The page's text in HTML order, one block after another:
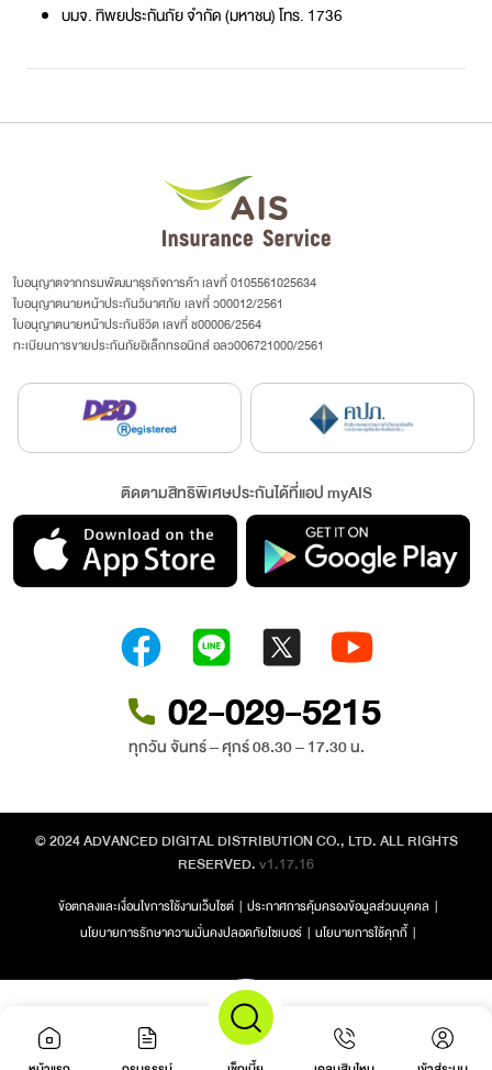
บมจ. ทิพยประกันภัย จำกัด (มหาชน) โทร. 1736
ใบอนุญาตจากกรมพัฒนาธุรกิจการค้า เลขที่ 0105561025634
ใบอนุญาตนายหน้าประกันวินาศภัย เลขที่ ว00012/2561
ใบอนุญาตนายหน้าประกันชีวิต เลขที่ ช00006/2564
ทะเบียนการขายประกันภัยอิเล็กทรอนิกส์ อลว006721000/2561
ติดตามสิทธิพิเศษประกันได้ที่แอป myAIS
02-029-5215
ทุกวัน จันทร์ – ศุกร์ 08.30 – 17.30 น.
© 2024 ADVANCED DIGITAL DISTRIBUTION CO., LTD. ALL RIGHTS
RESERVED.v1.17.16
ข้อตกลงและเงื่อนไขการใช้งานเว็บไซต์ | ประกาศการคุ้มครองข้อมูลส่วนบุคคล |
นโยบายการรักษาความมั่นคงปลอดภัยไซเบอร์ | นโยบายการใช้คุกกี้ |